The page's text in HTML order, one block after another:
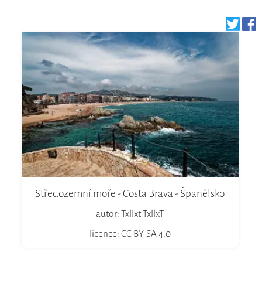
Středozemní moře - Costa Brava - Španělsko
autor: Txllxt TxllxT
licence: CC BY-SA 4.0